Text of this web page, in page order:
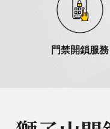
門禁開鎖服務